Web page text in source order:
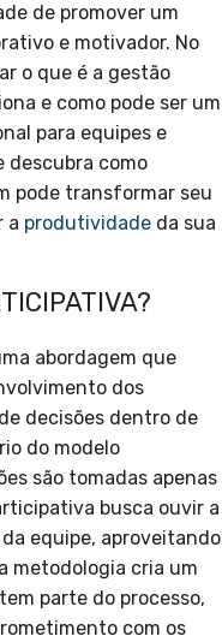
de promover um
e motivador. No
o que é a gestão
e como pode ser um
para equipes e
descubra como
pode transformar seu
a produtividade da sua
abordagem que
dos
decisões dentro de
do modelo
são tomadas apenas
busca ouvir a
equipe, aproveitando
metodologia cria um
parte do processo,
com os